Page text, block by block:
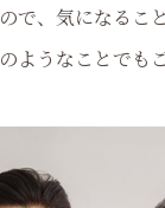
で、気になるこ
ようなことでも